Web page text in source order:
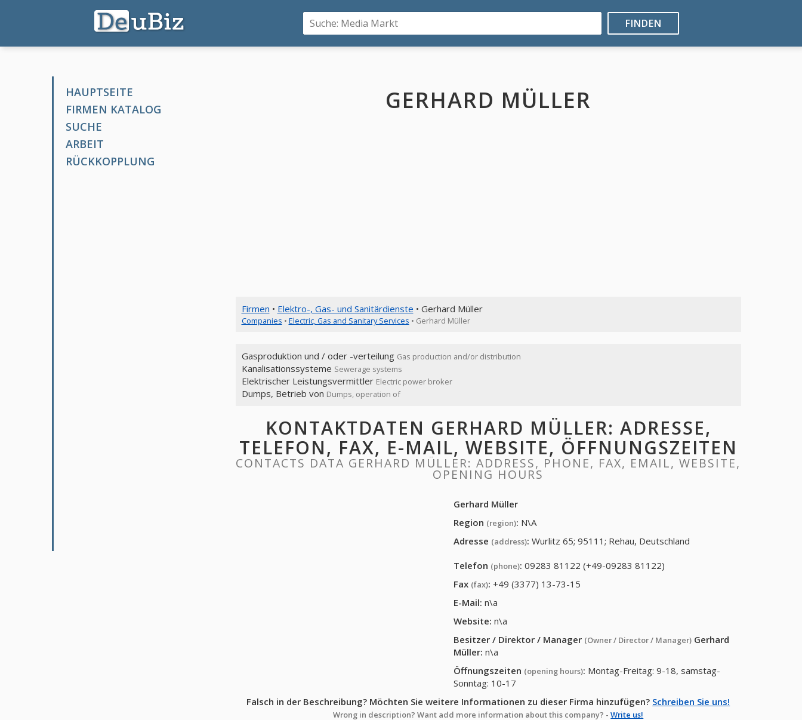
FINDEN
HAUPTSEITE
FIRMEN KATALOG
SUCHE
ARBEIT
RÜCKKOPPLUNG
GERHARD MÜLLER
Firmen • Elektro-, Gas- und Sanitärdienste • Gerhard Müller
Companies • Electric, Gas and Sanitary Services • Gerhard Müller
Gasproduktion und / oder -verteilung Gas production and/or distribution
Kanalisationssysteme Sewerage systems
Elektrischer Leistungsvermittler Electric power broker
Dumps, Betrieb von Dumps, operation of
KONTAKTDATEN GERHARD MÜLLER: ADRESSE,
TELEFON, FAX, E-MAIL, WEBSITE, ÖFFNUNGSZEITEN
CONTACTS DATA GERHARD MÜLLER: ADDRESS, PHONE, FAX, EMAIL, WEBSITE,
OPENING HOURS
Gerhard Müller
Region (region): N\A
Adresse (address): Wurlitz 65; 95111; Rehau, Deutschland
Telefon (phone): 09283 81122 (+49-09283 81122)
Fax (fax): +49 (3377) 13-73-15
E-Mail: n\a
Website: n\a
Besitzer / Direktor / Manager (Owner / Director / Manager) Gerhard
Müller: n\a
Öffnungszeiten (opening hours): Montag-Freitag: 9-18, samstag-
Sonntag: 10-17
Falsch in der Beschreibung? Möchten Sie weitere Informationen zu dieser Firma hinzufügen? Schreiben Sie uns!
Wrong in description? Want add more information about this company? -Write us!